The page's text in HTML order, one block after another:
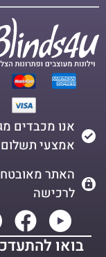
אנו מכבדים
אמצעי תשלום
לרכישה
בואו